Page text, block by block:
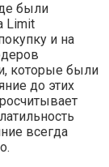
были
Limit
и на
которые были
до этих
всегда